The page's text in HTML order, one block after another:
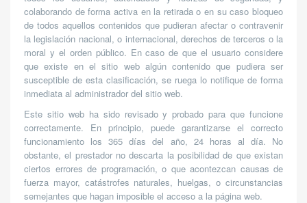
colaborando de forma activa en la retirada o en su caso bloqueo
de todos aquellos contenidos que pudieran afectar o contravenir
la legislación nacional, o internacional, derechos de terceros o la
moral y el orden público. En caso de que el usuario considere
que existe en el sitio web algún contenido que pudiera ser
susceptible de esta clasificación, se ruega lo notifique de forma
inmediata al administrador del sitio web.
Este sitio web ha sido revisado y probado para que funcione
correctamente. En principio, puede garantizarse el correcto
funcionamiento los 365 días del año, 24 horas al día. No
obstante, el prestador no descarta la posibilidad de que existan
ciertos errores de programación, o que acontezcan causas de
fuerza mayor, catástrofes naturales, huelgas, o circunstancias
semejantes que hagan imposible el acceso a la página web.